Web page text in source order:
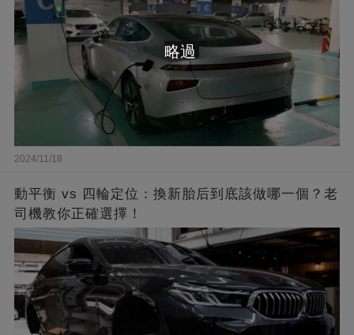
2024/11/18
動平衡 vs 四輪定位：換新胎后到底該做哪一個？老
司機教你正確選擇！
略過